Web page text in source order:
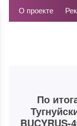
О проекте
По